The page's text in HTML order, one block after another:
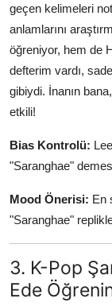
geçen kelimeleri
anlamlarını
öğreniyor, hem de
defterim vardı,
gibiydi. İnanın
etkili!
Bias Kontrolü:
"Saranghae"
Mood Önerisi: En
"Saranghae"
3. K-Pop
Ede